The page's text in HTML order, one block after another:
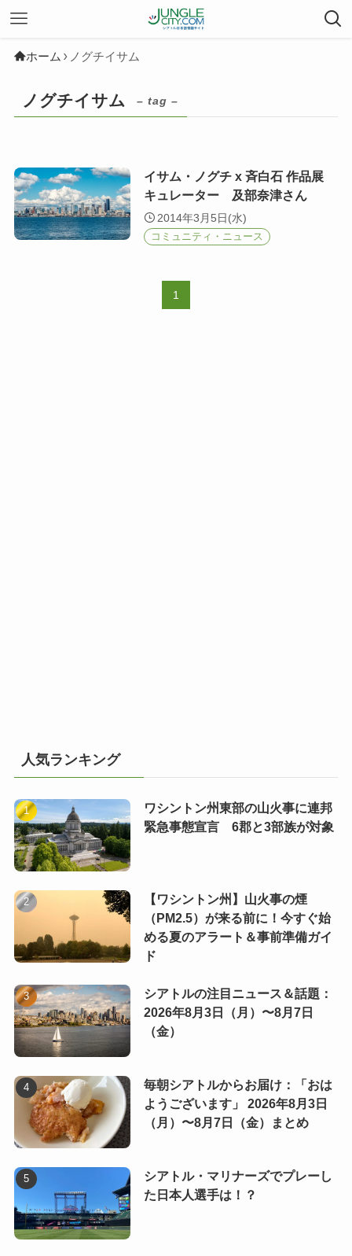
ホーム ノグチイサム
ノグチイサム – tag –
イサム・ノグチ x 斉白石 作品展
キュレーター 及部奈津さん
2014年3月5日(水)
コミュニティ・ニュース
1
人気ランキング
ワシントン州東部の山火事に連邦
緊急事態宣言 6郡と3部族が対象
【ワシントン州】山火事の煙
（PM2.5）が来る前に！今すぐ始
める夏のアラート＆事前準備ガイ
ド
シアトルの注目ニュース＆話題：
2026年8月3日（月）〜8月7日
（金）
毎朝シアトルからお届け：「おは
ようございます」 2026年8月3日
（月）〜8月7日（金）まとめ
シアトル・マリナーズでプレーし
た日本人選手は！？